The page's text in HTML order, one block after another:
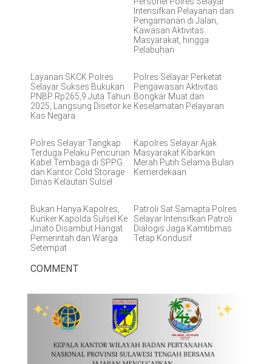
Intensifkan Pelayanan dan
Pengamanan di Jalan,
Kawasan Aktivitas
Masyarakat, hingga
Pelabuhan
Layanan SKCK Polres
Selayar Sukses Bukukan
PNBP Rp265,9 Juta Tahun
2025, Langsung Disetor ke
Kas Negara
Polres Selayar Perketat
Pengawasan Aktivitas
Bongkar Muat dan
Keselamatan Pelayaran
Polres Selayar Tangkap
Terduga Pelaku Pencurian
Kabel Tembaga di SPPG
dan Kantor Cold Storage
Dinas Kelautan Sulsel
Kapolres Selayar Ajak
Masyarakat Kibarkan
Merah Putih Selama Bulan
Kemerdekaan
Bukan Hanya Kapolres,
Kunker Kapolda Sulsel Ke
Jinato Disambut Hangat
Pemerintah dan Warga
Setempat
Patroli Sat Samapta Polres
Selayar Intensifkan Patroli
Dialogis Jaga Kamtibmas
Tetap Kondusif
COMMENT